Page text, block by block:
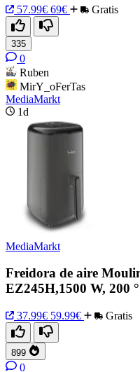
57.99€ 69€ Gratis
335
0
Ruben
MirY_oFerTas
MediaMarkt
1d
MediaMarkt
Freidora de aire
EZ245H,1500 W, 200
37.99€ 59.99€ Gratis
899
0